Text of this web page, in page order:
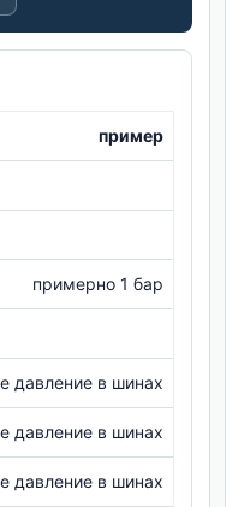
пример
примерно 1 бар
давление в шинах
давление в шинах
давление в шинах